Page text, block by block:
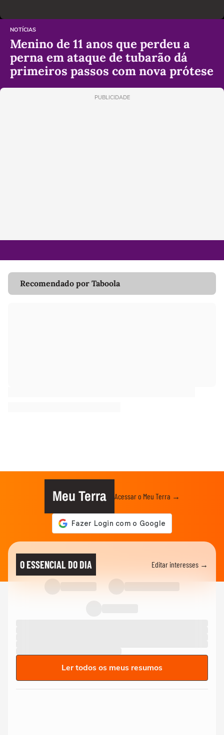
NOTÍCIAS
Menino de 11 anos que perdeu a
perna em ataque de tubarão dá
primeiros passos com nova prótese
PUBLICIDADE
Recomendado por Taboola
Meu Terra Acessar o Meu Terra →
O ESSENCIAL DO DIA Editar interesses →
Ler todos os meus resumos